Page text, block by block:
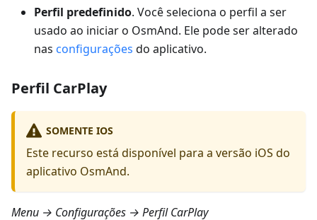
Perfil predefinido. Você seleciona o perfil a ser
usado ao iniciar o OsmAnd. Ele pode ser alterado
nas configurações do aplicativo.
Perfil CarPlay
SOMENTE IOS
Este recurso está disponível para a versão iOS do
aplicativo OsmAnd.
Menu → Configurações → Perfil CarPlay